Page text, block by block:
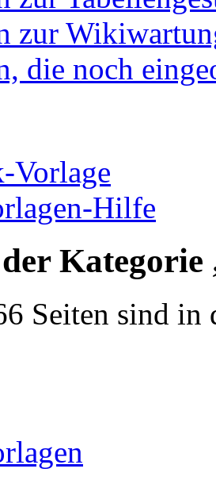
zur
die noch
Vorlage
Hilfe
Kategorie
Seiten sind